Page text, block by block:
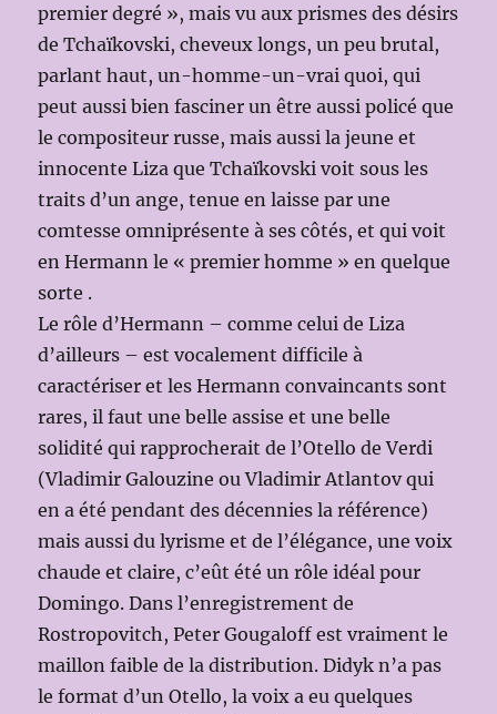
premier degré », mais vu aux prismes des désirs
de Tchaïkovski, cheveux longs, un peu brutal,
parlant haut, un-homme-un-vrai quoi, qui
peut aussi bien fasciner un être aussi policé que
le compositeur russe, mais aussi la jeune et
innocente Liza que Tchaïkovski voit sous les
traits d’un ange, tenue en laisse par une
comtesse omniprésente à ses côtés, et qui voit
en Hermann le « premier homme » en quelque
sorte .
Le rôle d’Hermann – comme celui de Liza
d’ailleurs – est vocalement difficile à
caractériser et les Hermann convaincants sont
rares, il faut une belle assise et une belle
solidité qui rapprocherait de l’Otello de Verdi
(Vladimir Galouzine ou Vladimir Atlantov qui
en a été pendant des décennies la référence)
mais aussi du lyrisme et de l’élégance, une voix
chaude et claire, c’eût été un rôle idéal pour
Domingo. Dans l’enregistrement de
Rostropovitch, Peter Gougaloff est vraiment le
maillon faible de la distribution. Didyk n’a pas
le format d’un Otello, la voix a eu quelques